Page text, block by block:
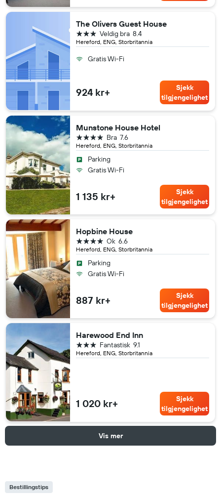
The Olivers Guest House
Hereford, ENG, Storbritannia
8.4
Veldig bra
3 stjerner
Gratis Wi-Fi
924 kr+
Sjekk
tilgjengelighet
Munstone House Hotel
Hereford, ENG, Storbritannia
7.6
Bra
4 stjerner
Parking
Gratis Wi-Fi
1 135 kr+
Sjekk
tilgjengelighet
Hopbine House
Hereford, ENG, Storbritannia
6.6
Ok
4 stjerner
Parking
Gratis Wi-Fi
887 kr+
Sjekk
tilgjengelighet
Harewood End Inn
Hereford, ENG, Storbritannia
9.1
Fantastisk
3 stjerner
1 020 kr+
Sjekk
tilgjengelighet
Vis mer
Bestillingstips